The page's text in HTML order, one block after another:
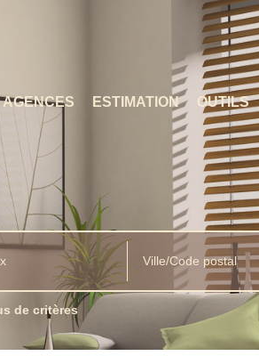
AGENCES ESTIMATION OUTILS
Ville/Code postal
de critères